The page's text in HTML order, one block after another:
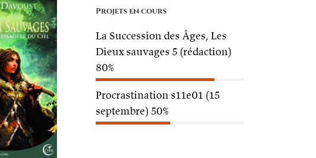
Projets en cours
La Succession des Âges, Les
Dieux sauvages 5 (rédaction)
80%
Procrastination s11e01 (15
septembre) 50%